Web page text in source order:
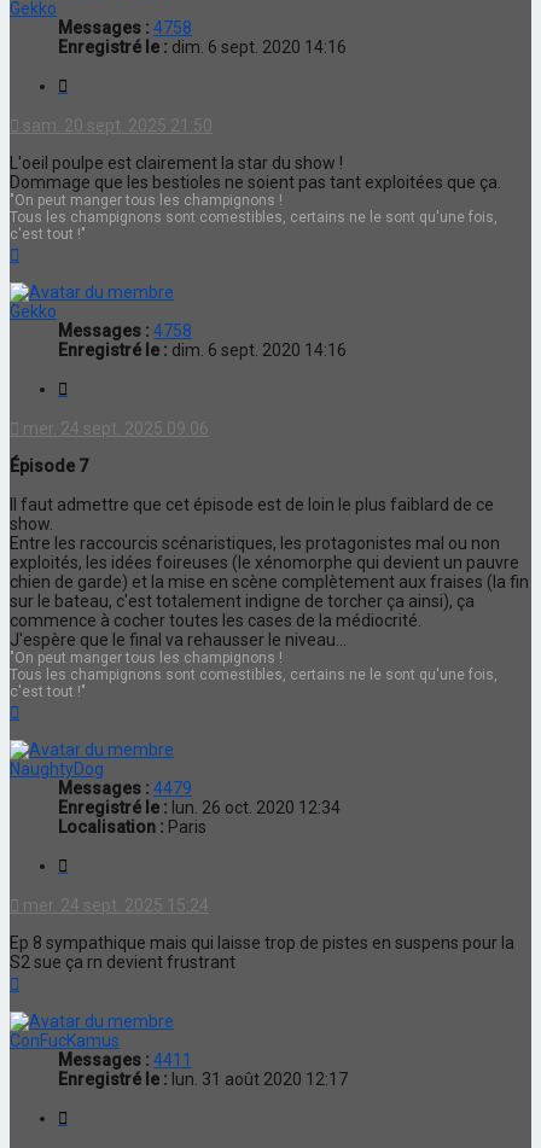
Gekko
Messages : 4758
Enregistré le : dim. 6 sept. 2020 14:16
sam. 20 sept. 2025 21:50
L'oeil poulpe est clairement la star du show !
Dommage que les bestioles ne soient pas tant exploitées que ça.
"On peut manger tous les champignons !
Tous les champignons sont comestibles, certains ne le sont qu'une fois,
c'est tout !"
Gekko
Messages : 4758
Enregistré le : dim. 6 sept. 2020 14:16
mer. 24 sept. 2025 09:06
Épisode 7
Il faut admettre que cet épisode est de loin le plus faiblard de ce
show.
Entre les raccourcis scénaristiques, les protagonistes mal ou non
exploités, les idées foireuses (le xénomorphe qui devient un pauvre
chien de garde) et la mise en scène complètement aux fraises (la fin
sur le bateau, c'est totalement indigne de torcher ça ainsi), ça
commence à cocher toutes les cases de la médiocrité.
J'espère que le final va rehausser le niveau...
"On peut manger tous les champignons !
Tous les champignons sont comestibles, certains ne le sont qu'une fois,
c'est tout !"
NaughtyDog
Messages : 4479
Enregistré le : lun. 26 oct. 2020 12:34
Localisation : Paris
mer. 24 sept. 2025 15:24
Ep 8 sympathique mais qui laisse trop de pistes en suspens pour la
S2 sue ça rn devient frustrant
ConFucKamus
Messages : 4411
Enregistré le : lun. 31 août 2020 12:17